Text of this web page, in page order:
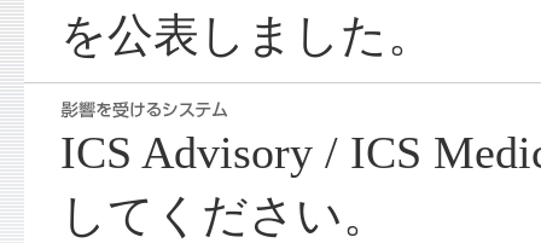
を公表しました。
ICS Advisory / ICS
してください。